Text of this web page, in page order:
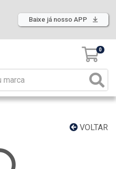
Baixe já nosso APP
0
VOLTAR